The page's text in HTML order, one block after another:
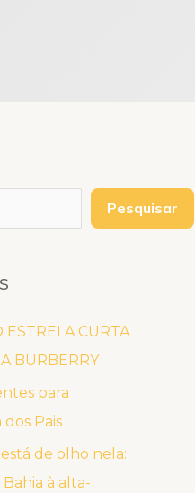
Pesquisar
CURTA
BURBERRY
para
Pais
de olho nela:
à alta-